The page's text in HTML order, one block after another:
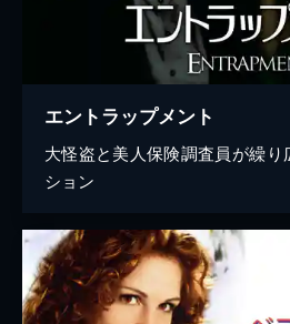
エントラップメント
大怪盗と美人保険調査員が繰り
ション